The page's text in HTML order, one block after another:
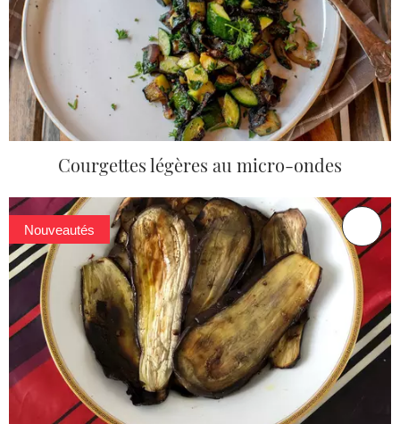
Courgettes légères au micro-ondes
Nouveautés